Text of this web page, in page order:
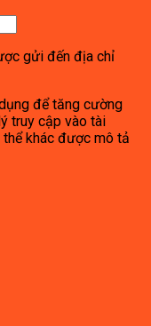
gửi đến địa chỉ
để tăng cường
truy cập vào tài
khác được mô tả